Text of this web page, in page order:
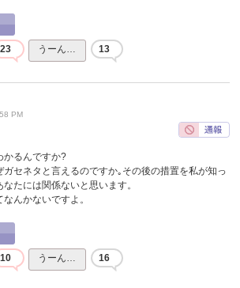
23 うーん… 13
PM
かるんですか?
ガセネタと言えるのですか｡その後の措置を私が知っ
たには関係ないと思います。
んかないですよ。
10 うーん… 16